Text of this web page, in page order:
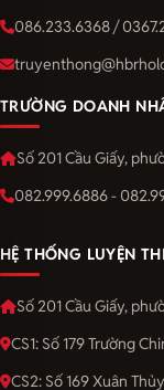
086.233.6368 /
TRƯỜNG DOANH
Số 201 Cầu Giấy,
082.999.6886 -
HỆ THỐNG LUYỆN
Số 201 Cầu Giấy,
CS1: Số 179 Trường
CS2: Số 169 Xuân